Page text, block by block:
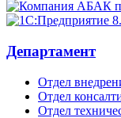
Департамент
Отдел
Отдел
Отдел